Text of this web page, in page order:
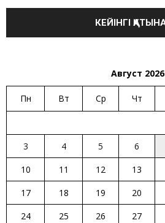
Август 2026
Пн Вт Ср Чт
3
4 5 6
10
11 12 13
17
18 19 20
24
25 26 27